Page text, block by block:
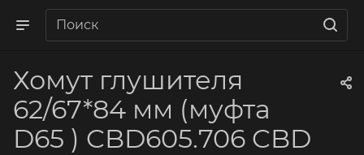
Хомут глушителя
62/67*84 мм (муфта
D65 ) CBD605.706 CBD